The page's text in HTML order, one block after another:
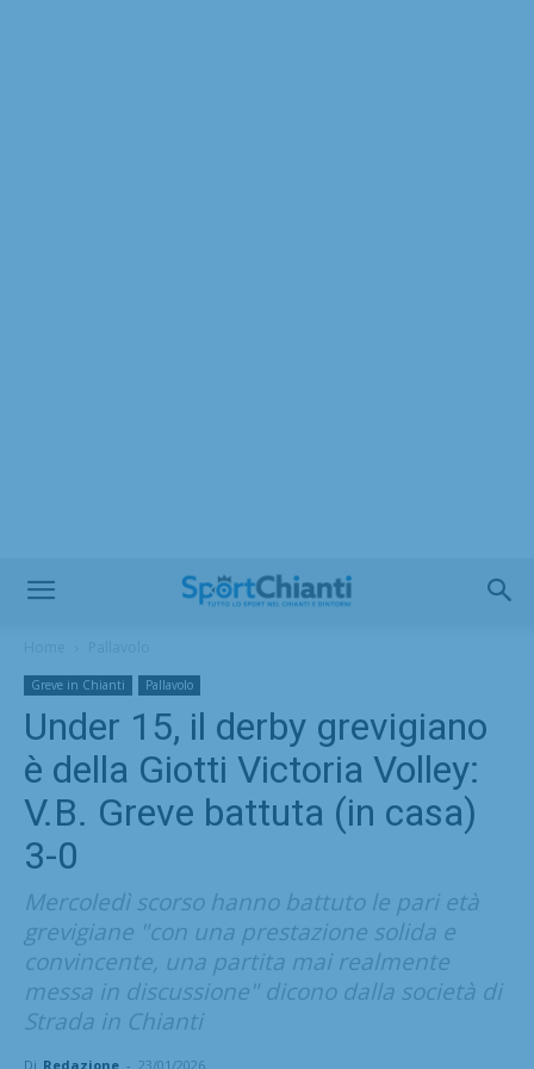
Greve in Chianti Pallavolo
Under 15, il derby grevigiano
è della Giotti Victoria Volley:
V.B. Greve battuta (in casa)
3-0
Mercoledì scorso hanno battuto le pari età
grevigiane "con una prestazione solida e
convincente, una partita mai realmente
messa in discussione" dicono dalla società di
Strada in Chianti
Di Redazione - 23/01/2026